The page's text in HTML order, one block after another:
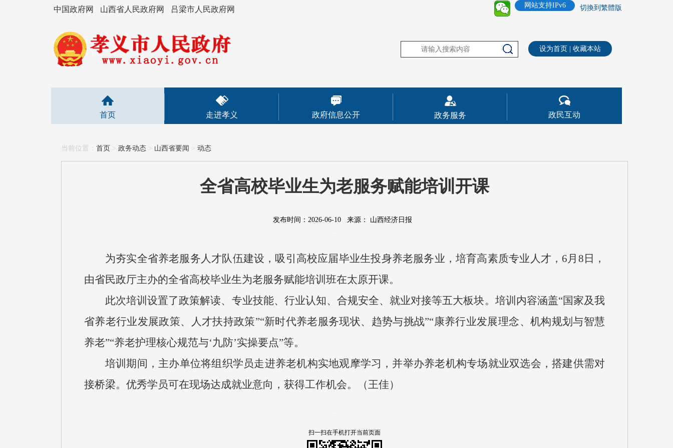
中国政府网 山西省人民政府网 吕梁市人民政府网 切換到繁體版
网站支持IPv6
设为首页 收藏本站
首页 走进孝义 政府信息公开 政务服务 政民互动
当前位置： 首页 > 政务动态 > 山西省要闻 > 动态
全省高校毕业生为老服务赋能培训开课
发布时间：2026-06-10 来源： 山西经济日报
为夯实全省养老服务人才队伍建设，吸引高校应届毕业生投身养老服务业，培育高素质专业人才，6月8日，
由省民政厅主办的全省高校毕业生为老服务赋能培训班在太原开课。
此次培训设置了政策解读、专业技能、行业认知、合规安全、就业对接等五大板块。培训内容涵盖“国家及我
省养老行业发展政策、人才扶持政策”“新时代养老服务现状、趋势与挑战”“康养行业发展理念、机构规划与智慧
养老”“养老护理核心规范与‘九防’实操要点”等。
培训期间，主办单位将组织学员走进养老机构实地观摩学习，并举办养老机构专场就业双选会，搭建供需对
接桥梁。优秀学员可在现场达成就业意向，获得工作机会。（王佳）
扫一扫在手机打开当前页面